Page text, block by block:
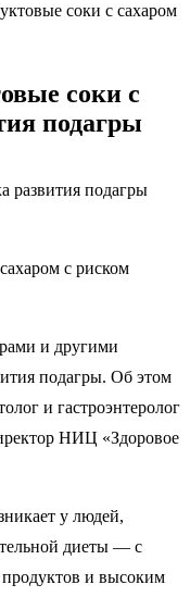
соки с сахаром
соки с
подагры
развития подагры
и другими
подагры. Об этом
и гастроэнтеролог
НИЦ «Здоровое
у людей,
диеты — с
и высоким